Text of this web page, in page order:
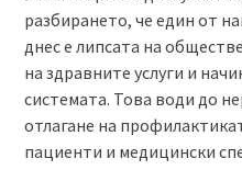
разбирането, че един от
днес е липсата на
на здравните услуги и
системата. Това води до
отлагане на
пациенти и медицински